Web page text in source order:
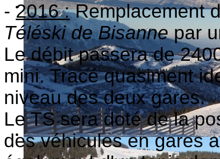
- 2016 :Remplacement
Téléski de Bisannepar
Le débit passera de
mini. Tracé quasiment
niveau des deux gares.
Le TS sera doté de la
des véhicules en gares